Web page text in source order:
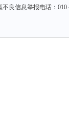
不良信息举报电话：010